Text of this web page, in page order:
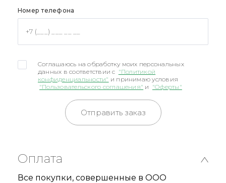
Номер телефона
Соглашаюсь на обработку моих персональных
данных в соответствии с "Политикой
конфиденциальности" и принимаю условия
"Пользовательского соглашения" и "Оферты"
Отправить заказ
Оплата
Все покупки, совершенные в ООО